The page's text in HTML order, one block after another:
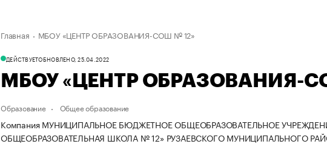
Главная МБОУ «ЦЕНТР ОБРАЗОВАНИЯ-СОШ № 12»
ДЕЙСТВУЕТОБНОВЛЕНО, 25.04.2022
МБОУ «ЦЕНТР ОБРАЗОВАНИЯ-
Образование Общее образование
Компания МУНИЦИПАЛЬНОЕ БЮДЖЕТНОЕ ОБЩЕОБРАЗОВАТЕЛЬНОЕ
ОБЩЕОБРАЗОВАТЕЛЬНАЯ ШКОЛА № 12» РУЗАЕВСКОГО МУНИЦИПАЛЬНОГО